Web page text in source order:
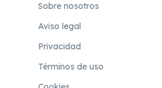
Sobre nosotros
Aviso legal
Privacidad
Términos de uso